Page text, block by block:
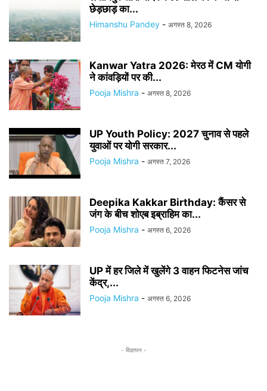
छेड़छाड़ का...
Himanshu Pandey - अगस्त 8, 2026
Kanwar Yatra 2026: मेरठ में CM योगी
ने कांवड़ियों पर की...
Pooja Mishra - अगस्त 8, 2026
UP Youth Policy: 2027 चुनाव से पहले
युवाओं पर योगी सरकार...
Pooja Mishra - अगस्त 7, 2026
Deepika Kakkar Birthday: कैंसर से
जंग के बीच शोएब इब्राहिम का...
Pooja Mishra - अगस्त 6, 2026
UP में हर जिले में खुलेंगे 3 वाहन फिटनेस जांच
केंद्र,...
Pooja Mishra - अगस्त 6, 2026
- विज्ञापन -